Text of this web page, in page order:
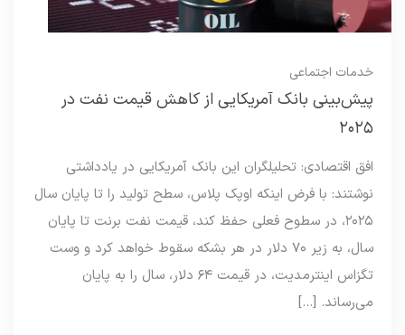
خدمات اجتماعی
پیش‌بینی بانک آمریکایی از کاهش قیمت نفت در
۲۰۲۵
افق اقتصادی: تحلیلگران این بانک آمریکایی در یادداشتی
نوشتند: با فرض اینکه اوپک پلاس، سطح تولید را تا پایان سال
۲۰۲۵، در سطوح فعلی حفظ کند، قیمت نفت برنت تا پایان
سال، به زیر ۷۰ دلار در هر بشکه سقوط خواهد کرد و وست
تگزاس اینترمدیت، در قیمت ۶۴ دلار، سال را به پایان
می‌رساند. […]